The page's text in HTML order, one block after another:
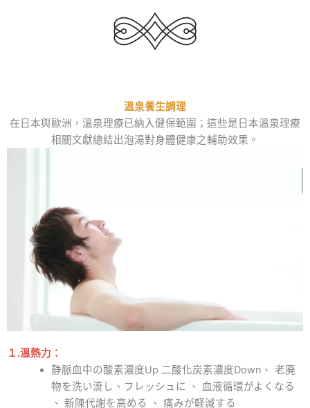
溫泉養生調理
在日本與歐洲，溫泉理療已納入健保範圍；這些是日本溫泉理療
相關文獻總結出泡湯對身體健康之輔助效果。
１.溫熱力：
静脈血中の酸素濃度Up 二酸化炭素濃度Down、 老廃
物を洗い流し、フレッシュに 、 血液循環がよくなる
、 新陳代謝を高める 、 痛みが軽減する